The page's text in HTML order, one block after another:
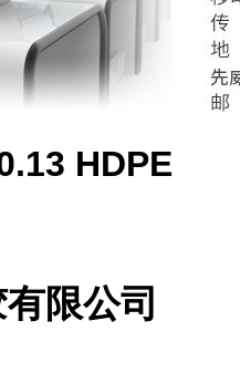
HDPE
限公司